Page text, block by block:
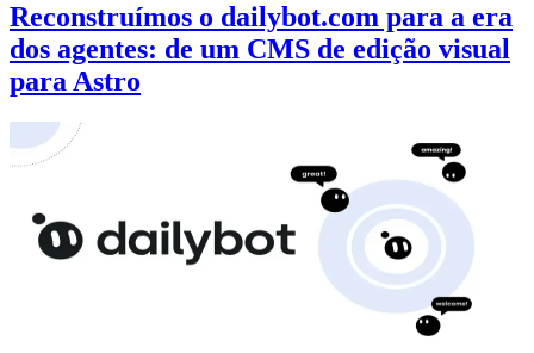
Reconstruímos o dailybot.com para a era
dos agentes: de um CMS de edição visual
para Astro